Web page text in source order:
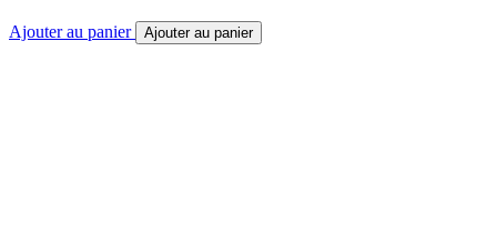
Ajouter au panier Ajouter au panier